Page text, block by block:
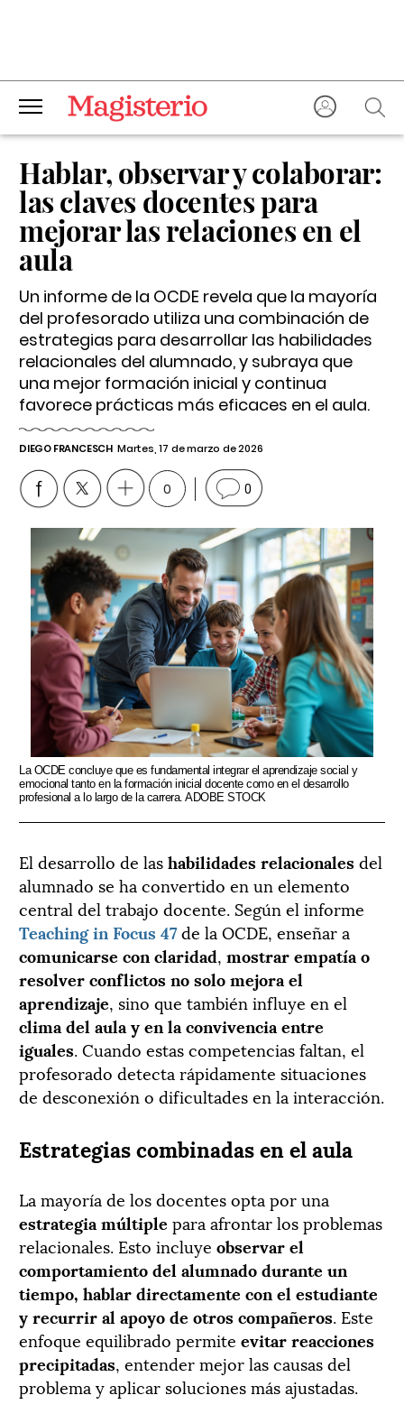
Hablar, observar y colaborar:
las claves docentes para
mejorar las relaciones en el
aula
Un informe de la OCDE revela que la mayoría
del profesorado utiliza una combinación de
estrategias para desarrollar las habilidades
relacionales del alumnado, y subraya que
una mejor formación inicial y continua
favorece prácticas más eficaces en el aula.
DIEGO FRANCESCH Martes, 17 de marzo de 2026
0 0
La OCDE concluye que es fundamental integrar el aprendizaje social y
emocional tanto en la formación inicial docente como en el desarrollo
profesional a lo largo de la carrera. ADOBE STOCK
El desarrollo de lashabilidades relacionalesdel
alumnado se ha convertido en un elemento
central del trabajo docente. Según el informe
Teaching in Focus 47de la OCDE, enseñar a
comunicarse con claridad, mostrar empatía o
resolver conflictos no solo mejora el
aprendizaje, sino que también influye en el
clima del aula y en la convivencia entre
iguales. Cuando estas competencias faltan, el
profesorado detecta rápidamente situaciones
de desconexión o dificultades en la interacción.
Estrategias combinadas en el aula
La mayoría de los docentes opta por una
estrategia múltiple para afrontar los problemas
relacionales. Esto incluye observar el
comportamiento del alumnado durante un
tiempo, hablar directamente con el estudiante
y recurrir al apoyo de otros compañeros. Este
enfoque equilibrado permite evitar reacciones
precipitadas, entender mejor las causas del
problema y aplicar soluciones más ajustadas.